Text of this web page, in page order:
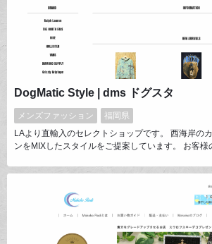
DogMatic Style | dms ドグスタ
メンズファッション
福岡県
LAより直輸入のセレクトショップです。 西海岸の
ンをMIXしたスタイルをご提案しています。 お客様
のPCのデザインと両方見て頂けると嬉しいです。